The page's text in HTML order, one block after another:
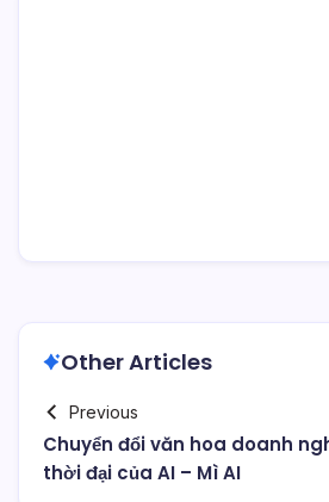
Other Articles
Previous
Chuyển đổi văn hoa doanh
thời đại của AI – Mì AI